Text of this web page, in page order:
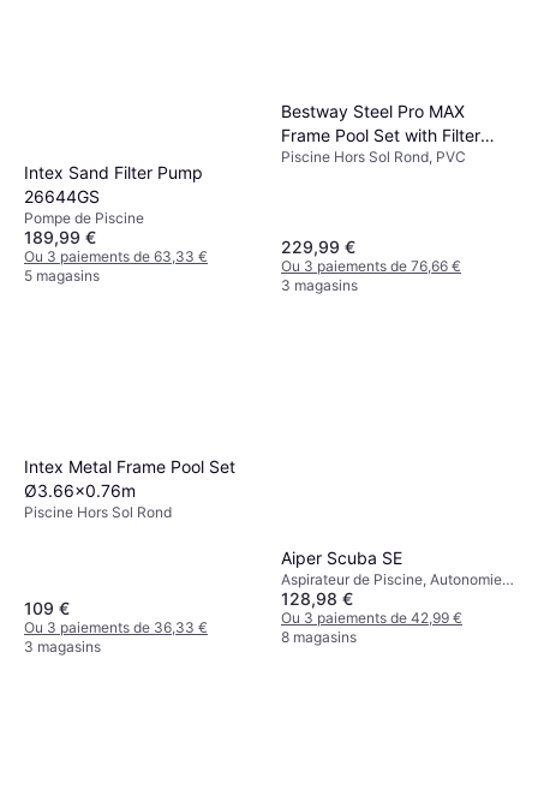
Intex Sand Filter Pump
26644GS
Pompe de Piscine
189,99 €
Ou 3 paiements de 63,33 €
5 magasins
Bestway Steel Pro MAX
Frame Pool Set with Filter
Pump Ø3.66x1m
Piscine Hors Sol Rond, PVC
229,99 €
Ou 3 paiements de 76,66 €
3 magasins
Intex Metal Frame Pool Set
Ø3.66x0.76m
Piscine Hors Sol Rond
109 €
Ou 3 paiements de 36,33 €
3 magasins
Aiper Scuba SE
Aspirateur de Piscine, Autonomie
1.5h
128,98 €
Ou 3 paiements de 42,99 €
8 magasins